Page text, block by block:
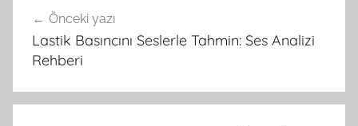
gezinmesi
Önceki yazı
Lastik Basıncını Seslerle Tahmin: Ses Analizi
Rehberi